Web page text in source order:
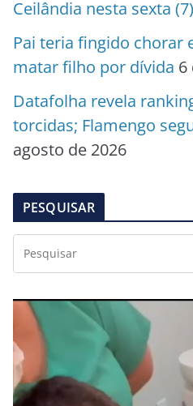
Ceilândia nesta sexta (7)
Pai teria fingido chorar
matar filho por dívida 6
Datafolha revela
torcidas; Flamengo
agosto de 2026
PESQUISAR